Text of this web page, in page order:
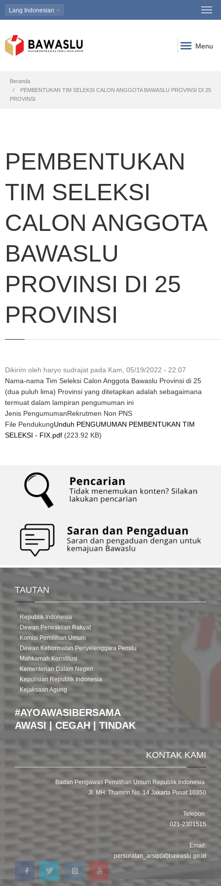
Lang Indonesian
Menu
Breadcrumb
Beranda
PEMBENTUKAN TIM SELEKSI CALON ANGGOTA BAWASLU PROVINSI DI 25
PROVINSI
PEMBENTUKAN
TIM SELEKSI
CALON ANGGOTA
BAWASLU
PROVINSI DI 25
PROVINSI
Dikirim oleh haryo sudrajat pada Kam, 05/19/2022 - 22:07
Nama-nama Tim Seleksi Calon Anggota Bawaslu Provinsi di 25
(dua puluh lima) Provinsi yang ditetapkan adalah sebagaimana
termuat dalam lampiran pengumuman ini
Jenis PengumumanRekrutmen Non PNS
File PendukungUnduh PENGUMUMAN PEMBENTUKAN TIM
SELEKSI - FIX.pdf (223.92 KB)
TAUTAN
Republik Indonesia
Dewan Perwakilan Rakyat
Komisi Pemilihan Umum
Dewan Kehormatan Penyelenggara Pemilu
Mahkamah Konstitusi
Kementerian Dalam Negeri
Kepolisian Republik Indonesia
Kejaksaan Agung
#AYOAWASIBERSAMA
AWASI | CEGAH | TINDAK
KONTAK KAMI
Badan Pengawas Pemilihan Umum Republik Indonesia
Jl. MH. Thamrin No. 14 Jakarta Pusat 10350
Telepon
021-2301515
Email:
persuratan_arsip(at)bawaslu.go.id